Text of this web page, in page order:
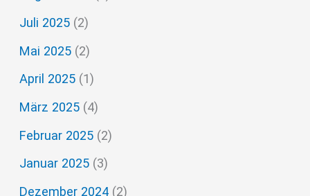
Juli 2025 (2)
Mai 2025 (2)
April 2025 (1)
März 2025 (4)
Februar 2025 (2)
Januar 2025 (3)
Dezember 2024 (2)